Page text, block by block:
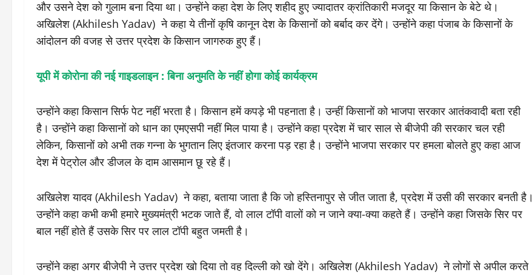
और उसने देश को गुलाम बना दिया था। उन्होंने कहा देश के लिए शहीद हुए ज्यादातर क्रांतिकारी मजदूर या किसान के बेटे थे।
अखिलेश (Akhilesh Yadav) ने कहा ये तीनों कृषि कानून देश के किसानों को बर्बाद कर देंगे। उन्होंने कहा पंजाब के किसानों के
आंदोलन की वजह से उत्तर प्रदेश के किसान जागरुक हुए हैं।
यूपी में कोरोना की नई गाइडलाइन : बिना अनुमति के नहीं होगा कोई कार्यक्रम
उन्होंने कहा किसान सिर्फ पेट नहीं भरता है। किसान हमें कपड़े भी पहनाता है। उन्हीं किसानों को भाजपा सरकार आतंकवादी बता रही
है। उन्होंने कहा किसानों को धान का एमएसपी नहीं मिल पाया है। उन्होंने कहा प्रदेश में चार साल से बीजेपी की सरकार चल रही
लेकिन, किसानों को अभी तक गन्ना के भुगतान लिए इंतजार करना पड़ रहा है। उन्होंने भाजपा सरकार पर हमला बोलते हुए कहा आज
देश में पेट्रोल और डीजल के दाम आसमान छू रहे हैं।
अखिलेश यादव (Akhilesh Yadav) ने कहा, बताया जाता है कि जो हस्तिनापुर से जीत जाता है, प्रदेश में उसी की सरकार बनती है।
उन्होंने कहा कभी कभी हमारे मुख्यमंत्री भटक जाते हैं, वो लाल टॉपी वालों को न जाने क्या-क्या कहते हैं। उन्होंने कहा जिसके सिर पर
बाल नहीं होते हैं उसके सिर पर लाल टॉपी बहुत जमती है।
उन्होंने कहा अगर बीजेपी ने उत्तर प्रदेश खो दिया तो वह दिल्ली को खो देंगे। अखिलेश (Akhilesh Yadav) ने लोगों से अपील करते